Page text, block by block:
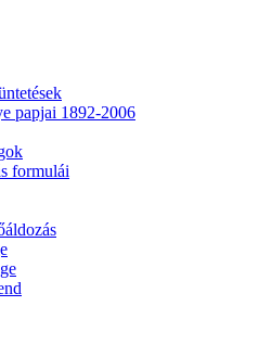
papjai 1892-2006
formulái